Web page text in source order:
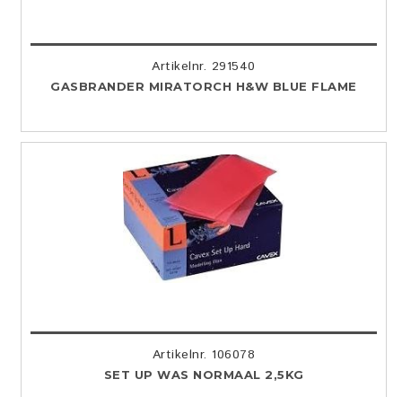
Artikelnr. 291540
GASBRANDER MIRATORCH H&W BLUE FLAME
Artikelnr. 106078
SET UP WAS NORMAAL 2,5KG